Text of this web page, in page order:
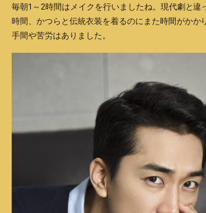
毎朝1～2時間はメイクを行いましたね。現代劇と違
時間、かつらと伝統衣装を着るのにまた時間がかか
手間や苦労はありました。